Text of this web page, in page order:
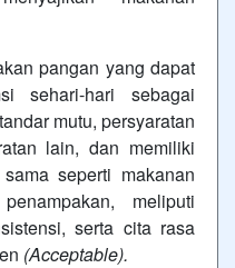
pangan yang dapat
sehari-hari sebagai
mutu, persyaratan
lain, dan memiliki
seperti makanan
meliputi
serta cita rasa
(Acceptable).